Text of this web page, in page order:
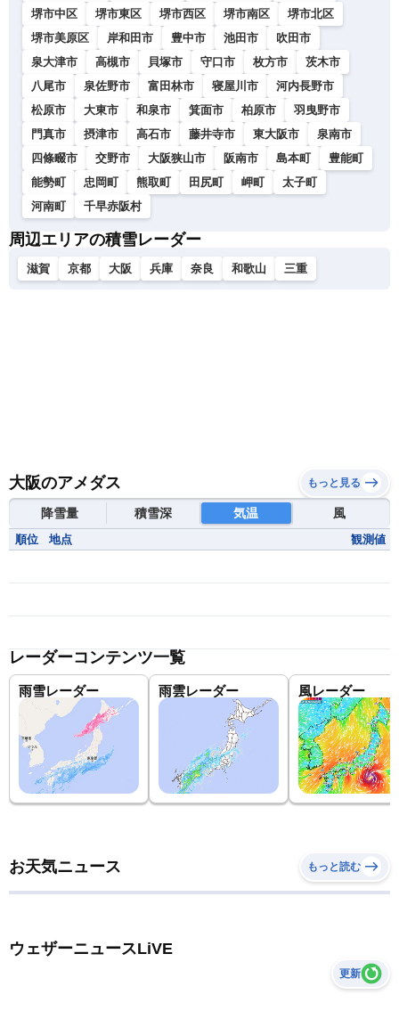
堺市中区
堺市東区 堺市西区 堺市南区
堺市北区
堺市美原区
岸和田市 豊中市 池田市
吹田市
泉大津市
高槻市 貝塚市 守口市 枚方市
茨木市
八尾市
泉佐野市 富田林市 寝屋川市
河内長野市
松原市
大東市 和泉市 箕面市 柏原市
羽曳野市
門真市
摂津市 高石市 藤井寺市 東大阪市
泉南市
四條畷市
交野市 大阪狭山市 阪南市 島本町
豊能町
能勢町
忠岡町 熊取町 田尻町 岬町
太子町
河南町
千早赤阪村
周辺エリアの積雪レーダー
滋賀 京都 大阪 兵庫 奈良 和歌山 三重
大阪のアメダス もっと見る
降雪量 積雪深 気温 風
順位 地点 観測値
レーダーコンテンツ一覧
雨雪レーダー 雨雲レーダー 風レーダー
お天気ニュース もっと読む
ウェザーニュースLiVE
更新